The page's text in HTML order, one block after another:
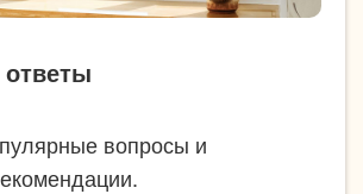
вопросы и